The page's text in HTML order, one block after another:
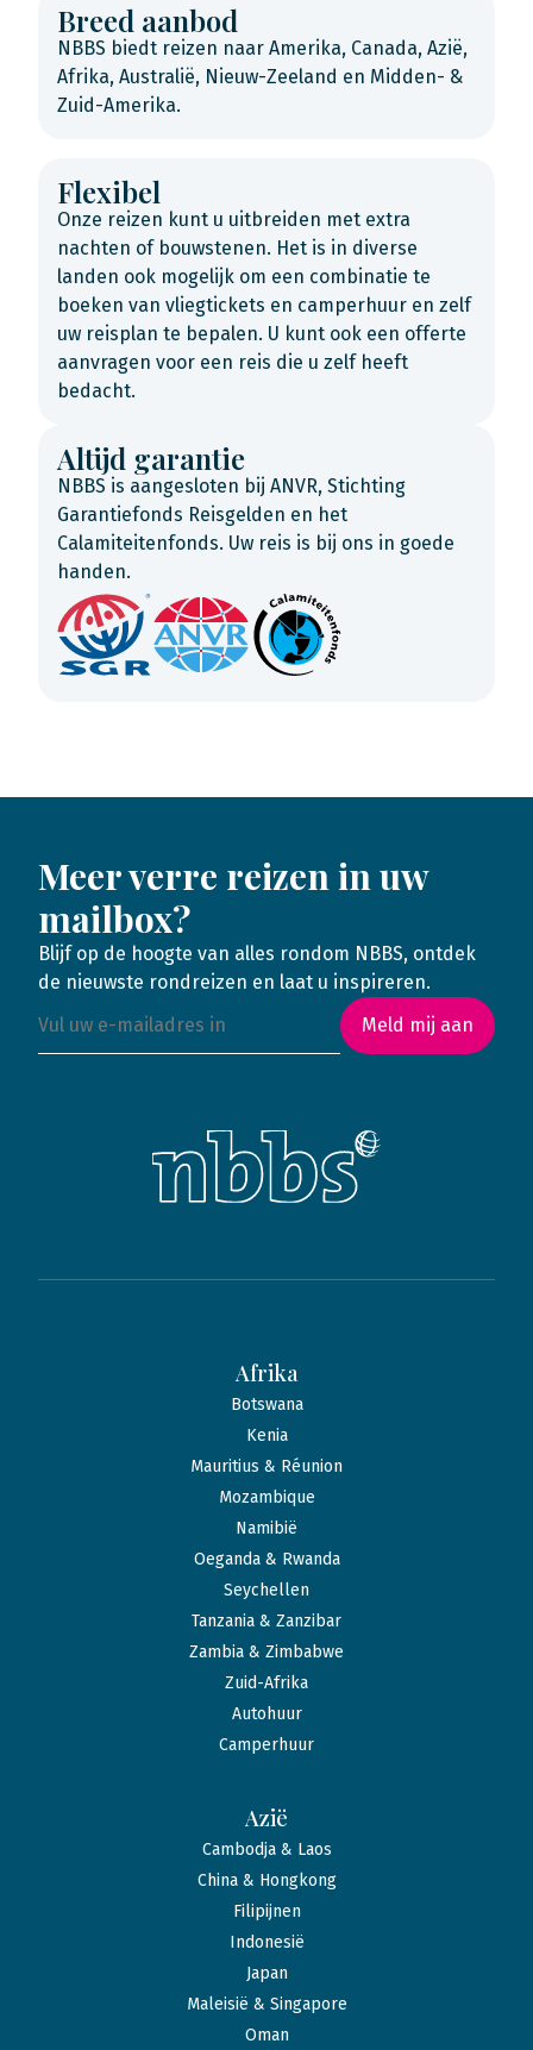
Breed aanbod
NBBS biedt reizen naar Amerika, Canada, Azië,
Afrika, Australië, Nieuw-Zeeland en Midden- &
Zuid-Amerika.
Flexibel
Onze reizen kunt u uitbreiden met extra
nachten of bouwstenen. Het is in diverse
landen ook mogelijk om een combinatie te
boeken van vliegtickets en camperhuur en zelf
uw reisplan te bepalen. U kunt ook een offerte
aanvragen voor een reis die u zelf heeft
bedacht.
Altijd garantie
NBBS is aangesloten bij ANVR, Stichting
Garantiefonds Reisgelden en het
Calamiteitenfonds. Uw reis is bij ons in goede
handen.
Meer verre reizen in uw
mailbox?
Blijf op de hoogte van alles rondom NBBS, ontdek
de nieuwste rondreizen en laat u inspireren.
Meld mij aan
Afrika
Botswana
Kenia
Mauritius & Réunion
Mozambique
Namibië
Oeganda & Rwanda
Seychellen
Tanzania & Zanzibar
Zambia & Zimbabwe
Zuid-Afrika
Autohuur
Camperhuur
Azië
Cambodja & Laos
China & Hongkong
Filipijnen
Indonesië
Japan
Maleisië & Singapore
Oman